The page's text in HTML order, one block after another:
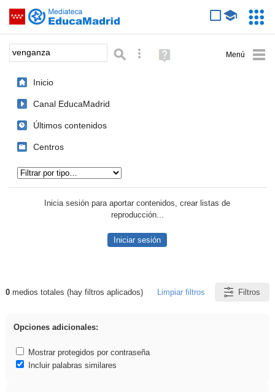
Saltar navegación
Palabra o frase: Búsqueda avanzada
Ayuda
(en
Inicio
Canal EducaMadrid
Últimos contenidos
Centros
Inicia sesión para aportar contenidos, crear listas de
reproducción...
Iniciar sesión
Resultados de: venganza
0medios totales (hay filtros aplicados) Limpiar filtros Filtros
Opciones adicionales:
Mostrar protegidos por contraseña
Incluir palabras similares